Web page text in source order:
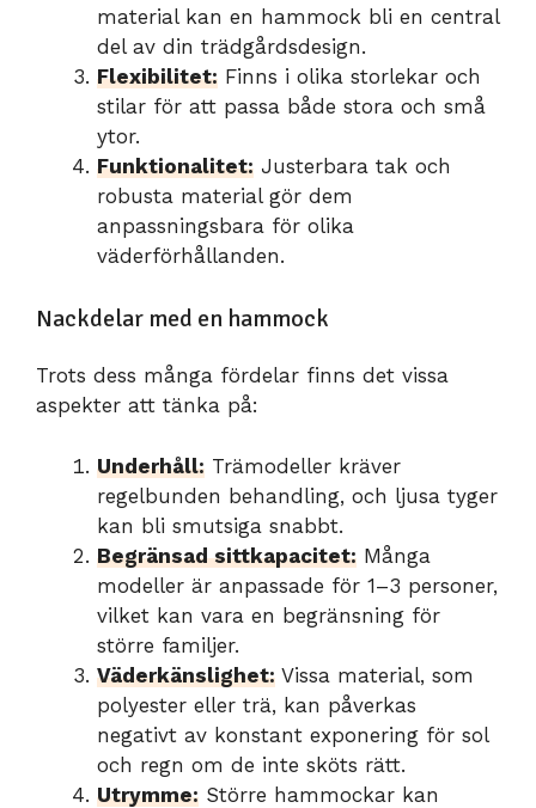
material kan en hammock bli en central
del av din trädgårdsdesign.
Flexibilitet: Finns i olika storlekar och
stilar för att passa både stora och små
ytor.
Funktionalitet: Justerbara tak och
robusta material gör dem
anpassningsbara för olika
väderförhållanden.
Nackdelar med en hammock
Trots dess många fördelar finns det vissa
aspekter att tänka på:
Underhåll: Trämodeller kräver
regelbunden behandling, och ljusa tyger
kan bli smutsiga snabbt.
Begränsad sittkapacitet: Många
modeller är anpassade för 1–3 personer,
vilket kan vara en begränsning för
större familjer.
Väderkänslighet: Vissa material, som
polyester eller trä, kan påverkas
negativt av konstant exponering för sol
och regn om de inte sköts rätt.
Utrymme: Större hammockar kan